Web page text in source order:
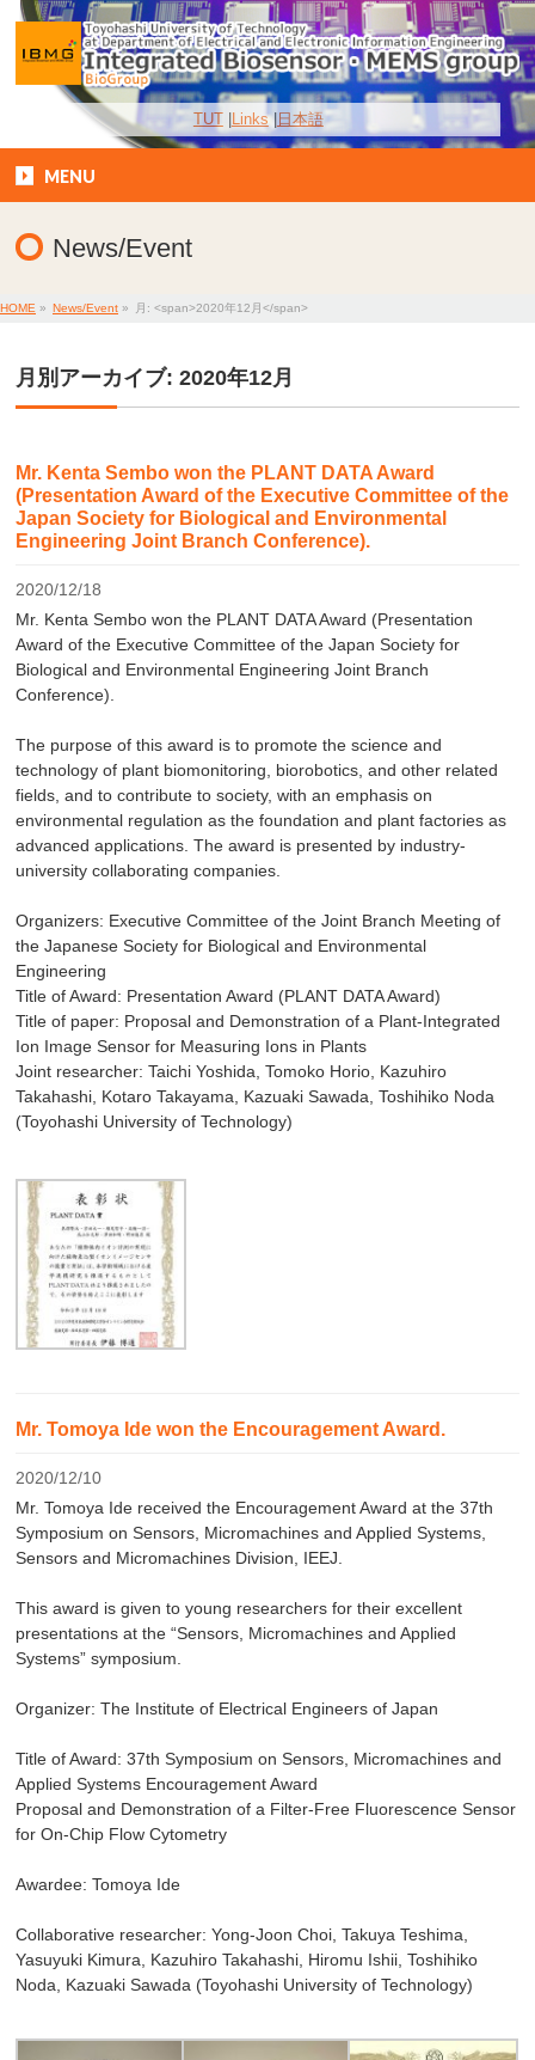
TUT Links 日本語
MENU
News/Event
HOME » News/Event » 月: <span>2020年12月</span>
月別アーカイブ: 2020年12月
Mr. Kenta Sembo won the PLANT DATA Award
(Presentation Award of the Executive Committee of the
Japan Society for Biological and Environmental
Engineering Joint Branch Conference).
2020/12/18
Mr. Kenta Sembo won the PLANT DATA Award (Presentation
Award of the Executive Committee of the Japan Society for
Biological and Environmental Engineering Joint Branch
Conference).
The purpose of this award is to promote the science and
technology of plant biomonitoring, biorobotics, and other related
fields, and to contribute to society, with an emphasis on
environmental regulation as the foundation and plant factories as
advanced applications. The award is presented by industry-
university collaborating companies.
Organizers: Executive Committee of the Joint Branch Meeting of
the Japanese Society for Biological and Environmental
Engineering
Title of Award: Presentation Award (PLANT DATA Award)
Title of paper: Proposal and Demonstration of a Plant-Integrated
Ion Image Sensor for Measuring Ions in Plants
Joint researcher: Taichi Yoshida, Tomoko Horio, Kazuhiro
Takahashi, Kotaro Takayama, Kazuaki Sawada, Toshihiko Noda
(Toyohashi University of Technology)
Mr. Tomoya Ide won the Encouragement Award.
2020/12/10
Mr. Tomoya Ide received the Encouragement Award at the 37th
Symposium on Sensors, Micromachines and Applied Systems,
Sensors and Micromachines Division, IEEJ.
This award is given to young researchers for their excellent
presentations at the “Sensors, Micromachines and Applied
Systems” symposium.
Organizer: The Institute of Electrical Engineers of Japan
Title of Award: 37th Symposium on Sensors, Micromachines and
Applied Systems Encouragement Award
Proposal and Demonstration of a Filter-Free Fluorescence Sensor
for On-Chip Flow Cytometry
Awardee: Tomoya Ide
Collaborative researcher: Yong-Joon Choi, Takuya Teshima,
Yasuyuki Kimura, Kazuhiro Takahashi, Hiromu Ishii, Toshihiko
Noda, Kazuaki Sawada (Toyohashi University of Technology)